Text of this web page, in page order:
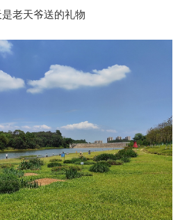
老天爷送的礼物